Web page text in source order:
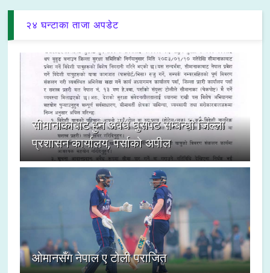
२४ घन्टाका ताजा अपडेट
सीमानाकाबाट हुने अवैध घुसपैठ सम्बन्धी जिल्ला
प्रशासन कार्यालय, पर्साको अपील
ओमानसँग नेपाल ए टोली पराजित